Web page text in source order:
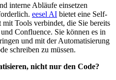
interne Abläufe einsetzen
eesel AI bietet eine Self-
Tools verbindet, die Sie bereits
und Confluence. Sie können es in
und mit der Automatisierung
schreiben zu müssen.
nicht nur den Code?